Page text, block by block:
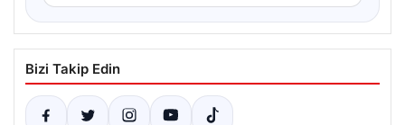
Bizi Takip Edin